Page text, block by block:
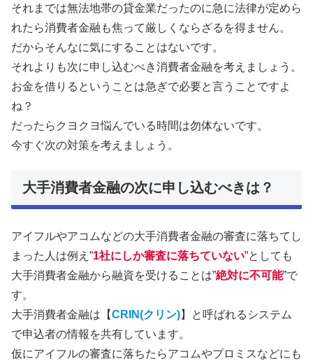
それまでは無法地帯の貸金業だったのに急に法律が定めら
れたら消費者金融も焦って厳しくならざるを得ません。
だからそんなに気にすることはないです。
それよりも次に申し込むべき消費者金融を考えましょう。
お金を借りるということは急ぎで必要と言うことですよ
ね？
だったらクヨクヨ悩んでいる時間は勿体ないです。
今すぐ次の対策を考えましょう。
大手消費者金融の次に申し込むべきは？
アイフルやアコムなどの大手消費者金融の審査に落ちてし
まった人は例え”1社にしか審査に落ちていない”としても
大手消費者金融から融資を受けることは”絶対に不可能”で
す。
大手消費者金融は【CRIN(クリン)】と呼ばれるシステム
で申込者の情報を共有しています。
仮にアイフルの審査に落ちたらアコムやプロミスなどにも